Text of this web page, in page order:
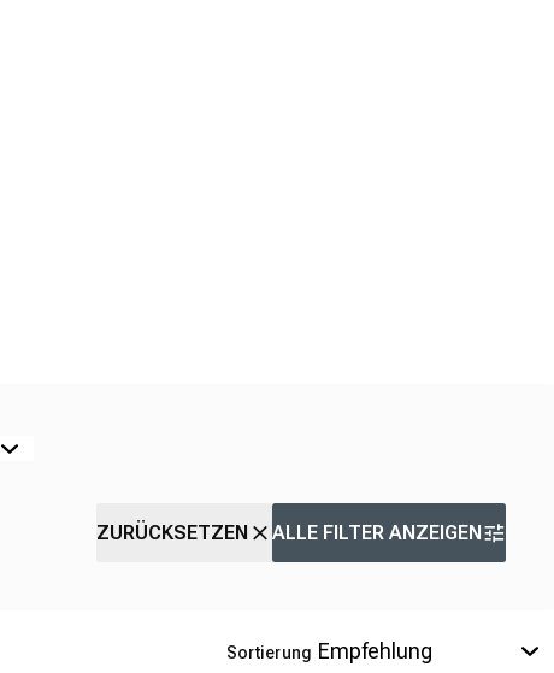
ZURÜCKSETZEN ALLE FILTER ANZEIGEN
Sortierung